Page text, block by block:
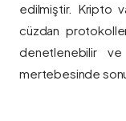
edilmiştir. Kripto
cüzdan
denetlenebilir ve
mertebesinde